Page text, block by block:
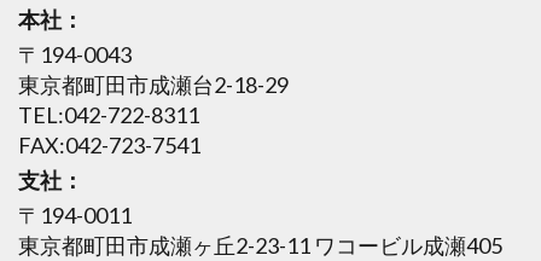
本社：
〒194-0043
東京都町田市成瀬台2-18-29
TEL:042-722-8311
FAX:042-723-7541
支社：
〒194-0011
東京都町田市成瀬ヶ丘2-23-11 ワコービル成瀬405